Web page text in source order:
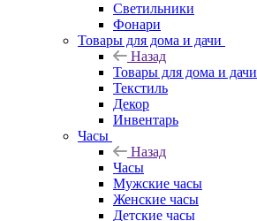
Светильники
Фонари
Товары для дома и дачи
Назад
Товары для дома и дачи
Текстиль
Декор
Инвентарь
Часы
Назад
Часы
Мужские часы
Женские часы
Детские часы